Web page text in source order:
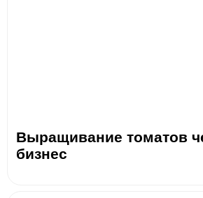
Выращивание томатов
бизнес